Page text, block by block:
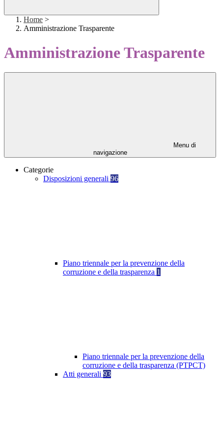
Home >
Amministrazione Trasparente
Amministrazione Trasparente
Menu di
navigazione
Categorie
Disposizioni generali 96
Piano triennale per la prevenzione della
corruzione e della trasparenza 1
Piano triennale per la prevenzione della
corruzione e della trasparenza (PTPCT)
Atti generali 93